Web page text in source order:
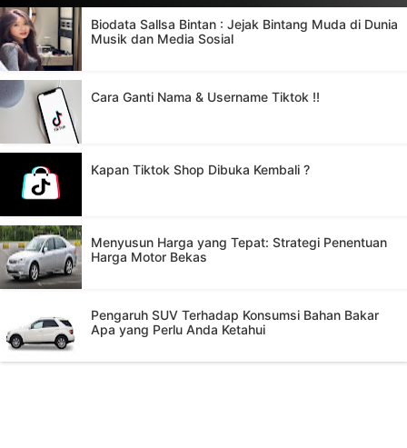
Biodata Sallsa Bintan : Jejak Bintang Muda di Dunia
Musik dan Media Sosial
Cara Ganti Nama & Username Tiktok !!
Kapan Tiktok Shop Dibuka Kembali ?
Menyusun Harga yang Tepat: Strategi Penentuan
Harga Motor Bekas
Pengaruh SUV Terhadap Konsumsi Bahan Bakar
Apa yang Perlu Anda Ketahui